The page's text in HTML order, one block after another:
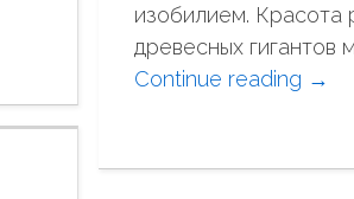
изобилием. Красота
древесных гигантов
Continue reading "
т
→